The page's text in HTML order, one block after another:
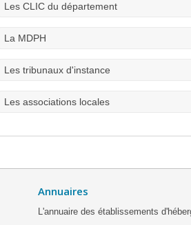
Les CLIC du département
La MDPH
Les tribunaux d'instance
Les associations locales
Annuaires
L'annuaire des établissements